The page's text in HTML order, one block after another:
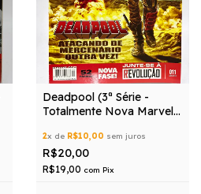
Deadpool (3ª Série -
Totalmente Nova Marvel)
2x de R$10,00 sem juros
R$20,00
R$19,00 com Pix